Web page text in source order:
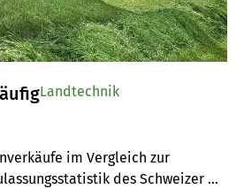
im Vergleich zur
des Schweizer
Landtechnik